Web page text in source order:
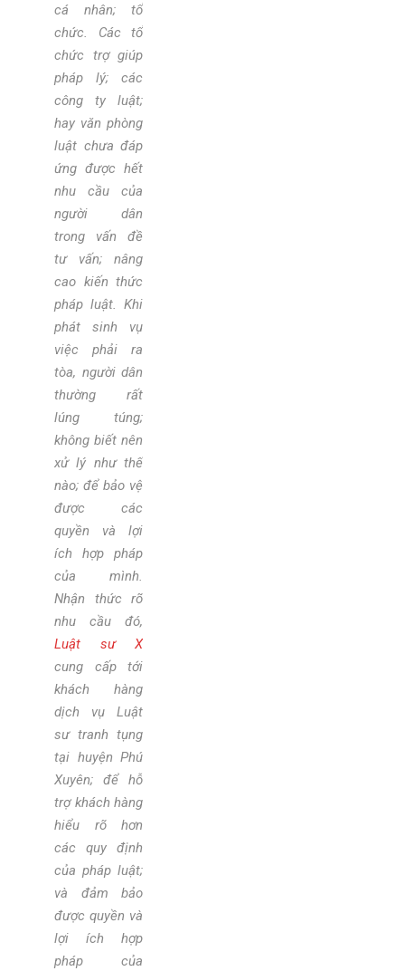
cá nhân; tổ
chức. Các tổ
chức trợ giúp
pháp lý; các
công ty luật;
hay văn phòng
luật chưa đáp
ứng được hết
nhu cầu của
người dân
trong vấn đề
tư vấn; nâng
cao kiến thức
pháp luật. Khi
phát sinh vụ
việc phải ra
tòa, người dân
thường rất
lúng túng;
không biết nên
xử lý như thế
nào; để bảo vệ
được các
quyền và lợi
ích hợp pháp
của mình.
Nhận thức rõ
nhu cầu đó,
Luật sư X
cung cấp tới
khách hàng
dịch vụ Luật
sư tranh tụng
tại huyện Phú
Xuyên; để hỗ
trợ khách hàng
hiểu rõ hơn
các quy định
của pháp luật;
và đảm bảo
được quyền và
lợi ích hợp
pháp của